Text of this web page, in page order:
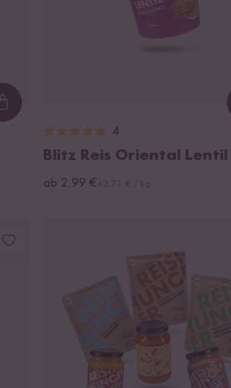
Loading...
4
Blitz Reis Oriental Lentil
ab 2,99 €